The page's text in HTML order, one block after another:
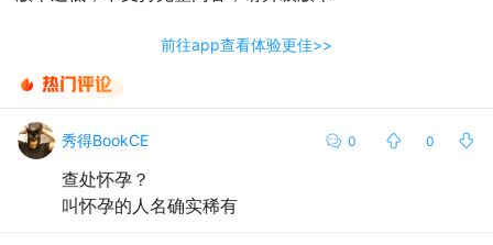
前往app查看体验更佳>>
秀得BookCE 0 0
查处怀孕？
叫怀孕的人名确实稀有